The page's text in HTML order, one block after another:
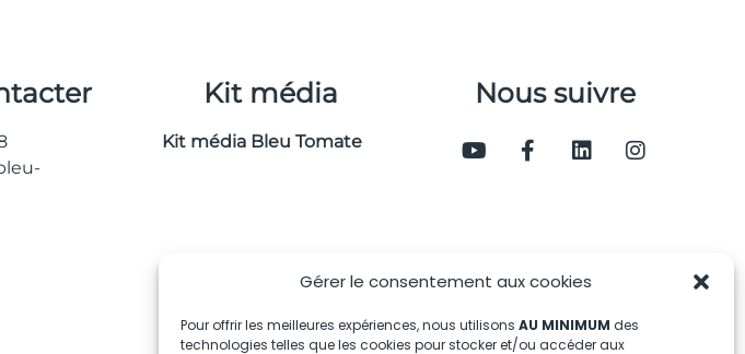
Gérer le consentement aux cookies
Pour offrir les meilleures expériences, nous utilisons AU MINIMUM des
technologies telles que les cookies pour stocker et/ou accéder aux
Kit média
Kit média Bleu Tomate
Nous suivre